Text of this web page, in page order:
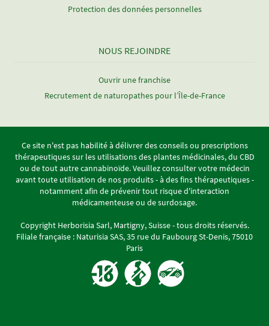
Protection des données personnelles
NOUS REJOINDRE
Ouvrir une franchise
Recrutement de naturopathes pour l’Île-de-France
Ce site n'est pas habilité à délivrer des conseils ou prescriptions
thérapeutiques sur les utilisations des plantes médicinales, du CBD
ou de tout autre cannabinoïde. Veuillez consulter votre médecin
avant toute utilisation de nos produits - à des fins thérapeutiques -
notamment afin de prévenir tout risque d'interaction
médicamenteuse ou de surdosage.
Copyright Herborisia Sarl, Martigny, Suisse - tous droits réservés.
Filiale française : Naturisia SAS, 35 rue du Faubourg St-Denis, 75010
Paris